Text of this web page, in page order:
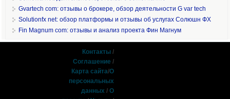
Gvartech com: отзывы о брокере, обзор деятельности G var tech
Solutionfx net: обзор платформы и отзывы об услугах Солюшн ФХ
Fin Magnum com: отзывы и анализ проекта Фин Магнум
Контакты /
Соглашение /
Карта сайта/О
персональных
данных /О